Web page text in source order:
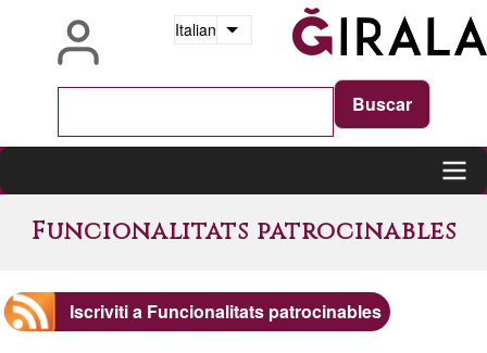
Italian Mostra ulteriori azioni
Main
navigation
Funcionalitats patrocinables
Iscriviti a Funcionalitats patrocinables